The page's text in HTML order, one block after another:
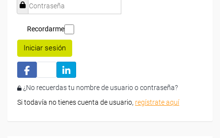
Recordarme
Iniciar sesión
¿No recuerdas tu nombre de usuario o contraseña?
Si todavía no tienes cuenta de usuario, regístrate aquí